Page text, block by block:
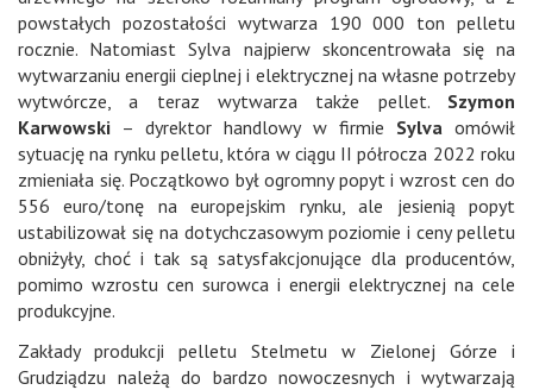
powstałych pozostałości wytwarza 190 000 ton pelletu
rocznie. Natomiast Sylva najpierw skoncentrowała się na
wytwarzaniu energii cieplnej i elektrycznej na własne potrzeby
wytwórcze, a teraz wytwarza także pellet. Szymon
Karwowski – dyrektor handlowy w firmie Sylvaomówił
sytuację na rynku pelletu, która w ciągu II półrocza 2022 roku
zmieniała się. Początkowo był ogromny popyt i wzrost cen do
556 euro/tonę na europejskim rynku, ale jesienią popyt
ustabilizował się na dotychczasowym poziomie i ceny pelletu
obniżyły, choć i tak są satysfakcjonujące dla producentów,
pomimo wzrostu cen surowca i energii elektrycznej na cele
produkcyjne.
Zakłady produkcji pelletu Stelmetu w Zielonej Górze i
Grudziądzu należą do bardzo nowoczesnych i wytwarzają